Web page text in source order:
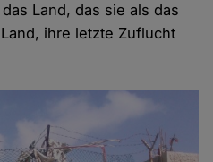
Land, das sie als das
ihre letzte Zuflucht